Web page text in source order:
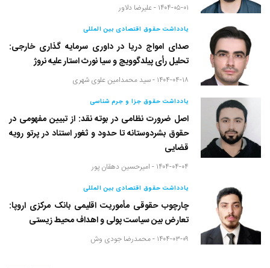
۱۴۰۴-۰۵-۰۱ - علیرضا دلاور
یادداشت حقوق اقتصادی بین المللی
صدای امواج دریا در داوری سرمایه گذاری خارجی:
تحلیل رأی پیلدگوویچ و سیا نورث استار علیه نروژ
۱۴۰۴-۰۴-۱۸ - سید محمدامین علوی شهری
یادداشت حقوق جزا و جرم شناسی
اصل ضرورت نظامی در بوته نقد: از تبیین مفهومی در
حقوق بشردوستانه تا حدود و ثغور استناد در پرتو رویه
قضایی
۱۴۰۴-۰۴-۰۴ - امیرحسین دهقان پور
یادداشت حقوق اقتصادی بین المللی
چارچوب حقوقی مأموریت اقلیمی بانک مرکزی اروپا:
تعارض بین سیاست پولی و اهداف محیط زیستی
۱۴۰۴-۰۳-۰۹ - محمدرضا جودی وش